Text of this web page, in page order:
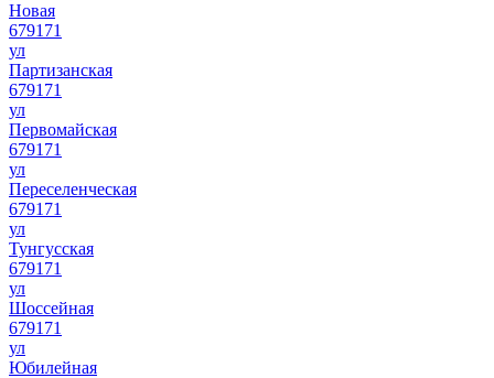
Новая
679171
ул
Партизанская
679171
ул
Первомайская
679171
ул
Переселенческая
679171
ул
Тунгусская
679171
ул
Шоссейная
679171
ул
Юбилейная